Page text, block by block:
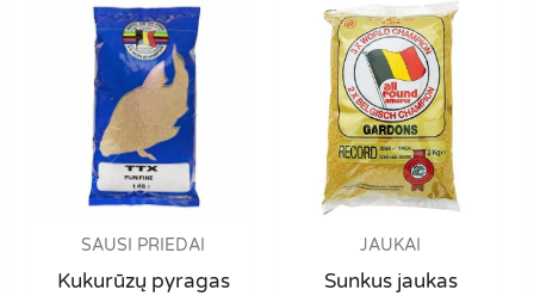
SAUSI PRIEDAI
Kukurūzų pyragas
JAUKAI
Sunkus jaukas